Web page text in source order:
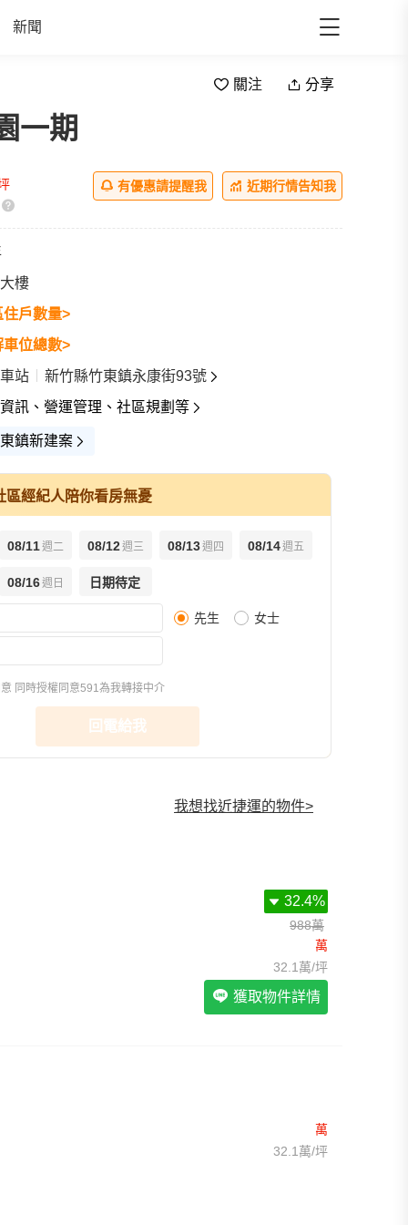
新聞
關注 分享
一期
有優惠請提醒我 近期行情告知我
樓
住戶數量>
車位總數>
站
新竹縣竹東鎮永康街93號
訊、營運管理、社區規劃等
鎮新建案
區經紀人陪你看房無憂
08/11週二 08/12週三 08/13週四 08/14週五
08/16週日 日期待定
先生 女士
同時授權同意591為我轉接中介
回電給我
我想找近捷運的物件>
我想找近捷運的物件>
32.4%
988萬
萬
32.1萬/坪
獲取物件詳情
萬
32.1萬/坪